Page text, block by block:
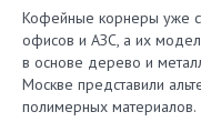
Кофейные корнеры уже
офисов и АЗС, а их
в основе дерево и
Москве представили
полимерных материалов.